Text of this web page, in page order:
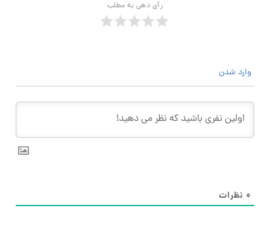
رأی دهی به مطلب
وارد شدن
۰ نظرات